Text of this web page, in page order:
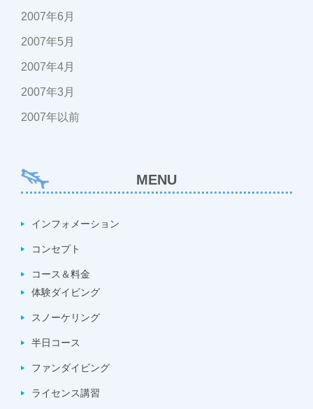
2007年6月
2007年5月
2007年4月
2007年3月
2007年以前
MENU
インフォメーション
コンセプト
コース＆料金
体験ダイビング
スノーケリング
半日コース
ファンダイビング
ライセンス講習